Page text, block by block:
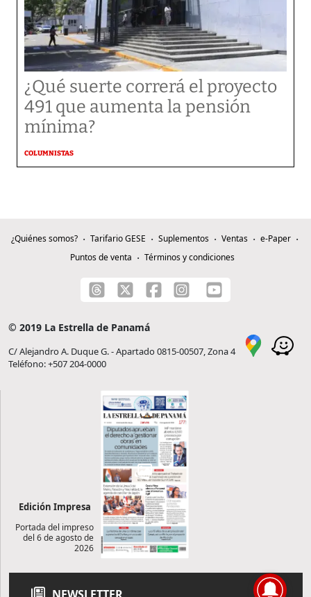
¿Qué suerte correrá el proyecto
491 que aumenta la pensión
mínima?
COLUMNISTAS
¿Quiénes somos? Tarifario GESE Suplementos Ventas
e-Paper
Puntos de venta
Términos y condiciones
© 2019 La Estrella de Panamá
C/ Alejandro A. Duque G. - Apartado 0815-00507, Zona 4
Teléfono: +507 204-0000
Edición Impresa
Portada del impreso
del 6 de agosto de
2026